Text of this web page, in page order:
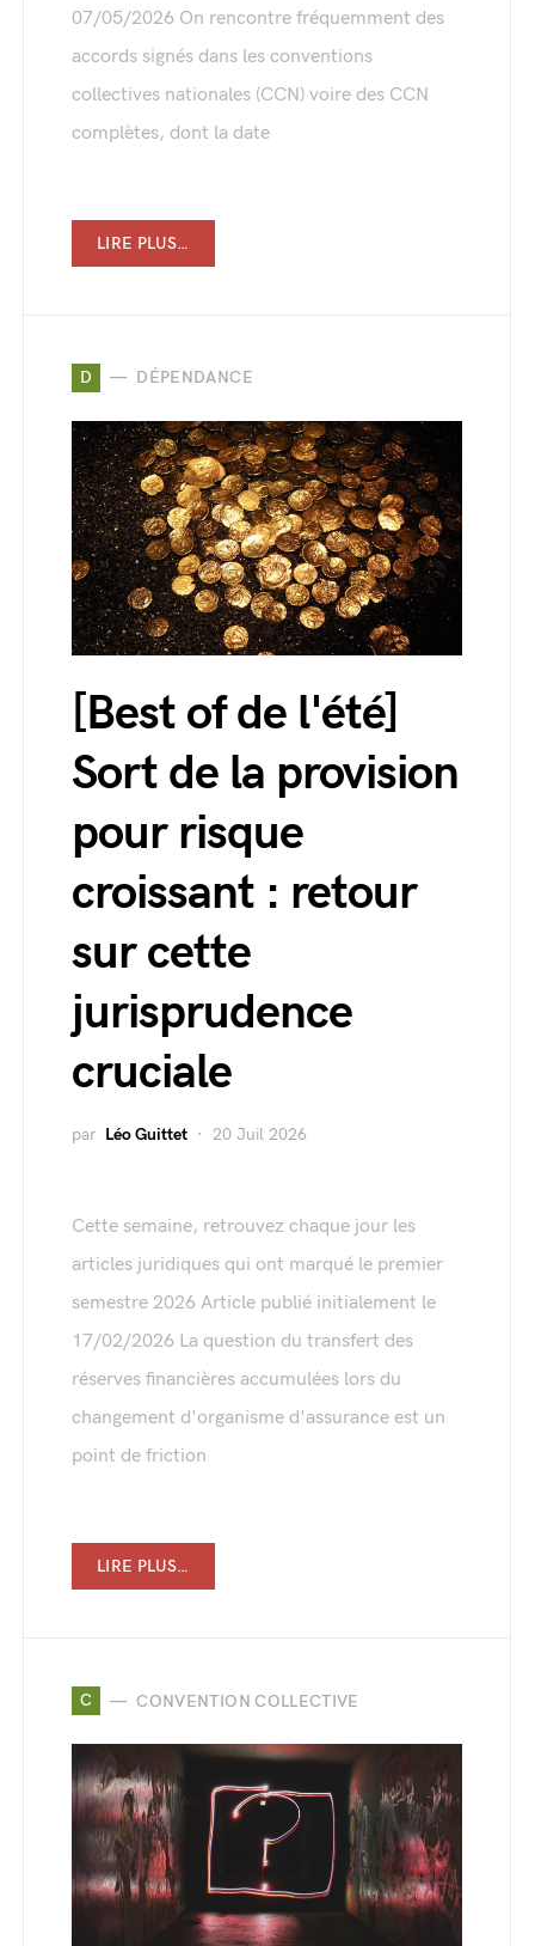
07/05/2026 On rencontre fréquemment des
accords signés dans les conventions
collectives nationales (CCN) voire des CCN
complètes, dont la date
LIRE PLUS…
D DÉPENDANCE
[Best of de l'été]
Sort de la provision
pour risque
croissant : retour
sur cette
jurisprudence
cruciale
par Léo Guittet 20 Juil 2026
Cette semaine, retrouvez chaque jour les
articles juridiques qui ont marqué le premier
semestre 2026 Article publié initialement le
17/02/2026 La question du transfert des
réserves financières accumulées lors du
changement d'organisme d'assurance est un
point de friction
LIRE PLUS…
C CONVENTION COLLECTIVE